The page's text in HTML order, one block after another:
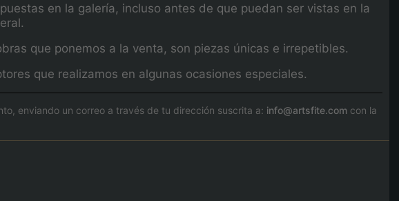
en la galería, incluso antes de que puedan ser vistas en la
que ponemos a la venta, son piezas únicas e irrepetibles.
que realizamos en algunas ocasiones especiales.
enviando un correo a través de tu dirección suscrita a: info@artsfite.com con la